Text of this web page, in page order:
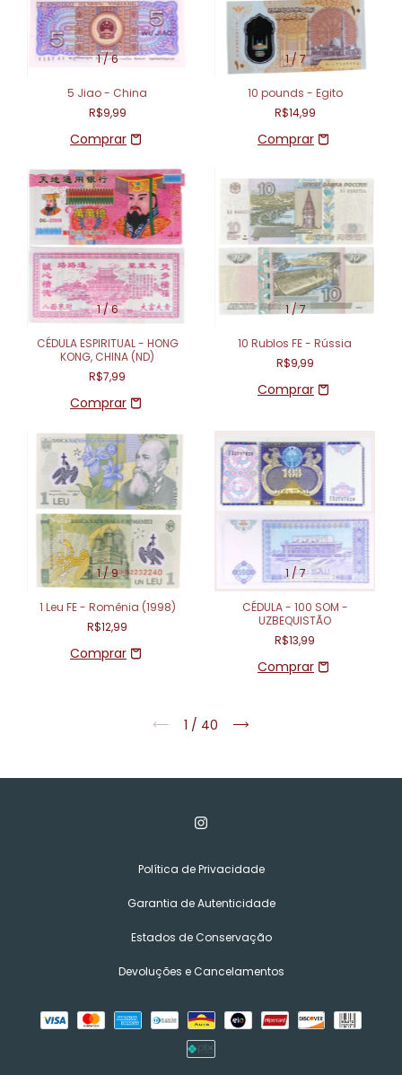
1/6
5 Jiao - China
R$9,99
1/7
10 pounds - Egito
R$14,99
1/6
CÉDULA ESPIRITUAL - HONG
KONG, CHINA (ND)
R$7,99
1/7
10 Rublos FE - Rússia
R$9,99
1/9
1 Leu FE - Romênia (1998)
R$12,99
1/7
CÉDULA - 100 SOM -
UZBEQUISTÃO
R$13,99
1 / 40
Política de Privacidade
Garantia de Autenticidade
Estados de Conservação
Devoluções e Cancelamentos